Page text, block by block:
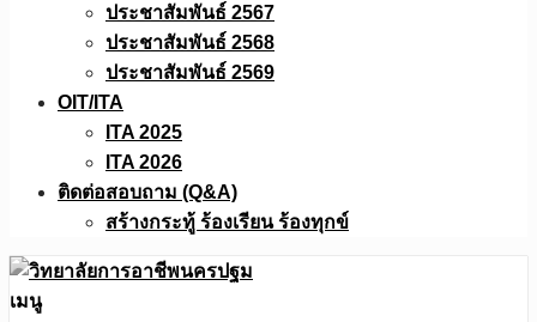
ประชาสัมพันธ์ 2567
ประชาสัมพันธ์ 2568
ประชาสัมพันธ์ 2569
OIT/ITA
ITA 2025
ITA 2026
ติดต่อสอบถาม (Q&A)
สร้างกระทู้ ร้องเรียน ร้องทุกข์
เมนู